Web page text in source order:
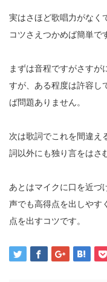
実はさほど歌唱力がなく
コツさえつかめば簡単で
まずは音程ですがさすが
すが、ある程度は許容し
ば問題ありません。
次は歌詞でこれを間違え
詞以外にも独り言をはさ
あとはマイクに口を近づ
声でも高得点を出しやす
点を出すコツです。